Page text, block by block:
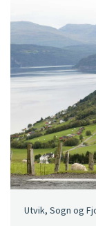
Utvik, Sogn og